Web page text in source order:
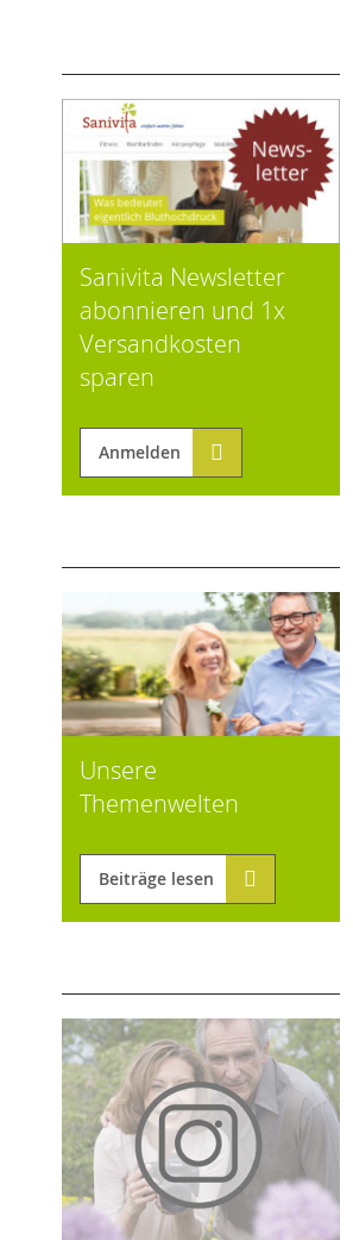
Sanivita Newsletter
abonnieren und 1x
Versandkosten
sparen
Anmelden
Unsere
Themenwelten
Beiträge lesen